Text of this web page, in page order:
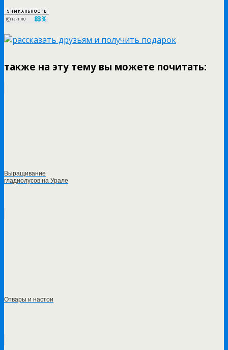
также на эту тему вы можете почитать:
Выращивание
гладиолусов на Урале
Отвары и настои